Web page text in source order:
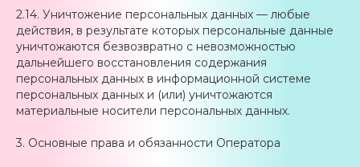
2.14. Уничтожение персональных данных — любые
действия, в результате которых персональные данные
уничтожаются безвозвратно с невозможностью
дальнейшего восстановления содержания
персональных данных в информационной системе
персональных данных и (или) уничтожаются
материальные носители персональных данных.
3. Основные права и обязанности Оператора